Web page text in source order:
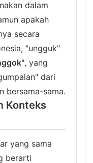
dalam
apakah
secara
"ungguk"
, yang
dari
bersama-sama.
Konteks
yang sama
berarti